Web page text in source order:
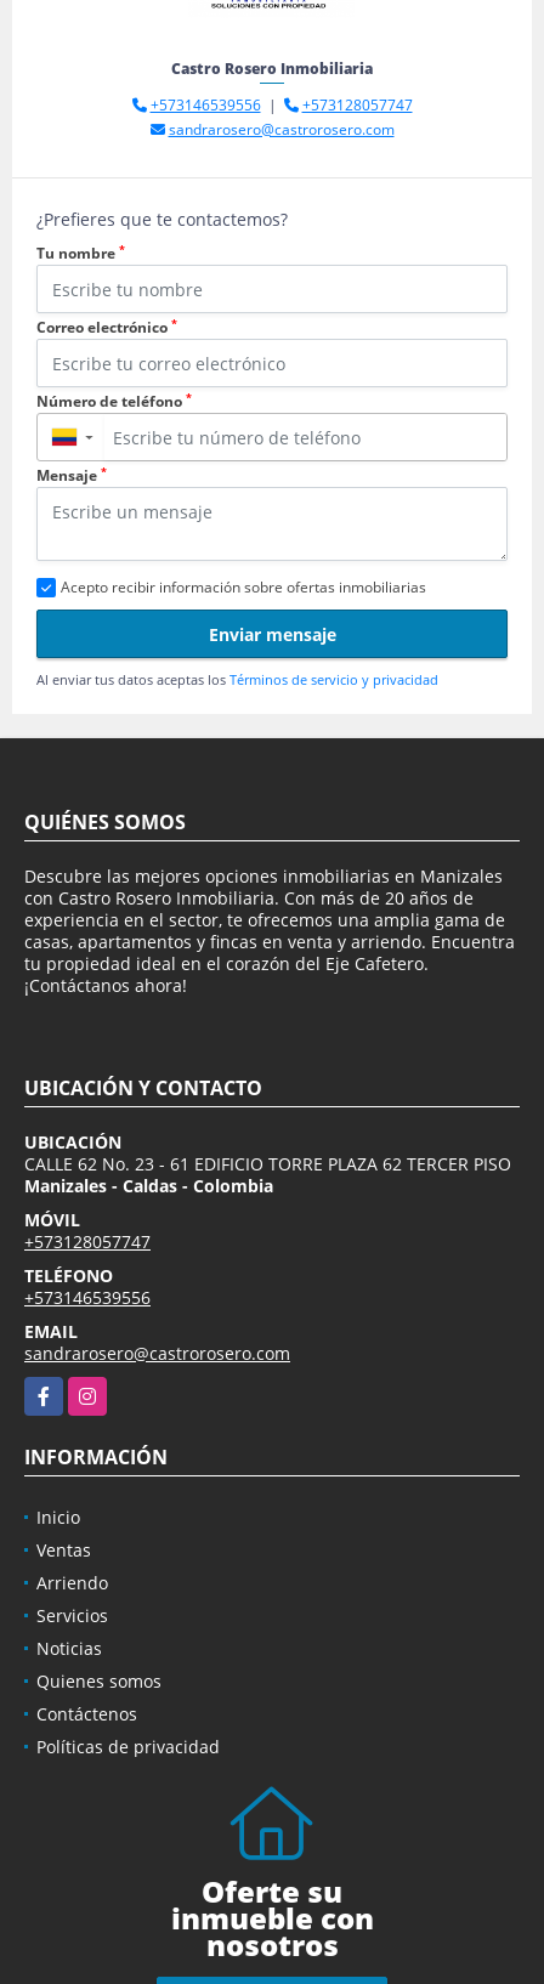
Castro Rosero Inmobiliaria
+573146539556|
+573128057747
sandrarosero@castrorosero.com
¿Prefieres que te contactemos?
Tu nombre *
Correo electrónico *
Número de teléfono *
▼
Mensaje *
Acepto recibir información sobre ofertas inmobiliarias
Enviar mensaje
Al enviar tus datos aceptas los Términos de servicio y privacidad
QUIÉNES SOMOS
Descubre las mejores opciones inmobiliarias en Manizales
con Castro Rosero Inmobiliaria. Con más de 20 años de
experiencia en el sector, te ofrecemos una amplia gama de
casas, apartamentos y fincas en venta y arriendo. Encuentra
tu propiedad ideal en el corazón del Eje Cafetero.
¡Contáctanos ahora!
UBICACIÓN Y CONTACTO
UBICACIÓN
CALLE 62 No. 23 - 61 EDIFICIO TORRE PLAZA 62 TERCER PISO
Manizales - Caldas - Colombia
MÓVIL
+573128057747
TELÉFONO
+573146539556
EMAIL
sandrarosero@castrorosero.com
FacebookInstagram
INFORMACIÓN
Inicio
Ventas
Arriendo
Servicios
Noticias
Quienes somos
Contáctenos
Políticas de privacidad
Oferte su
inmueble con
nosotros